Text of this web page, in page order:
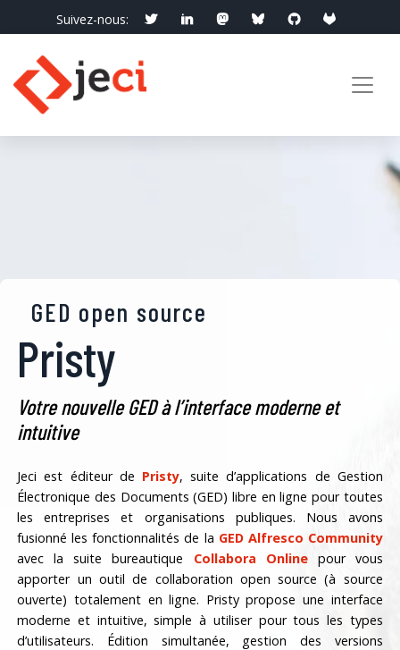
Suivez-nous:
GED open source
Pristy
Votre nouvelle GED à l’interface moderne et
intuitive
Jeci est éditeur de Pristy, suite d’applications de Gestion
Électronique des Documents (GED) libre en ligne pour toutes
les entreprises et organisations publiques. Nous avons
fusionné les fonctionnalités de la GED Alfresco Community
avec la suite bureautique Collabora Onlinepour vous
apporter un outil de collaboration open source (à source
ouverte) totalement en ligne. Pristy propose une interface
moderne et intuitive, simple à utiliser pour tous les types
d’utilisateurs. Édition simultanée, gestion des versions